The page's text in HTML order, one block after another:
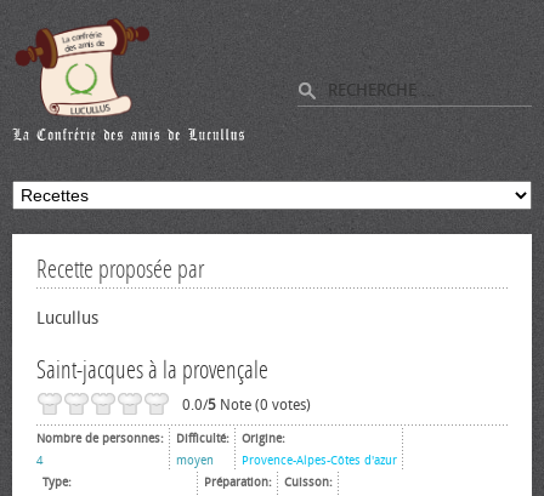
Recette proposée par
Lucullus
Saint-jacques à la provençale
0.0/5 Note (0 votes)
Nombre de personnes:
4
Difficulté:
moyen
Origine:
Provence-Alpes-Côtes d'azur
Type:
Préparation:
Cuisson: